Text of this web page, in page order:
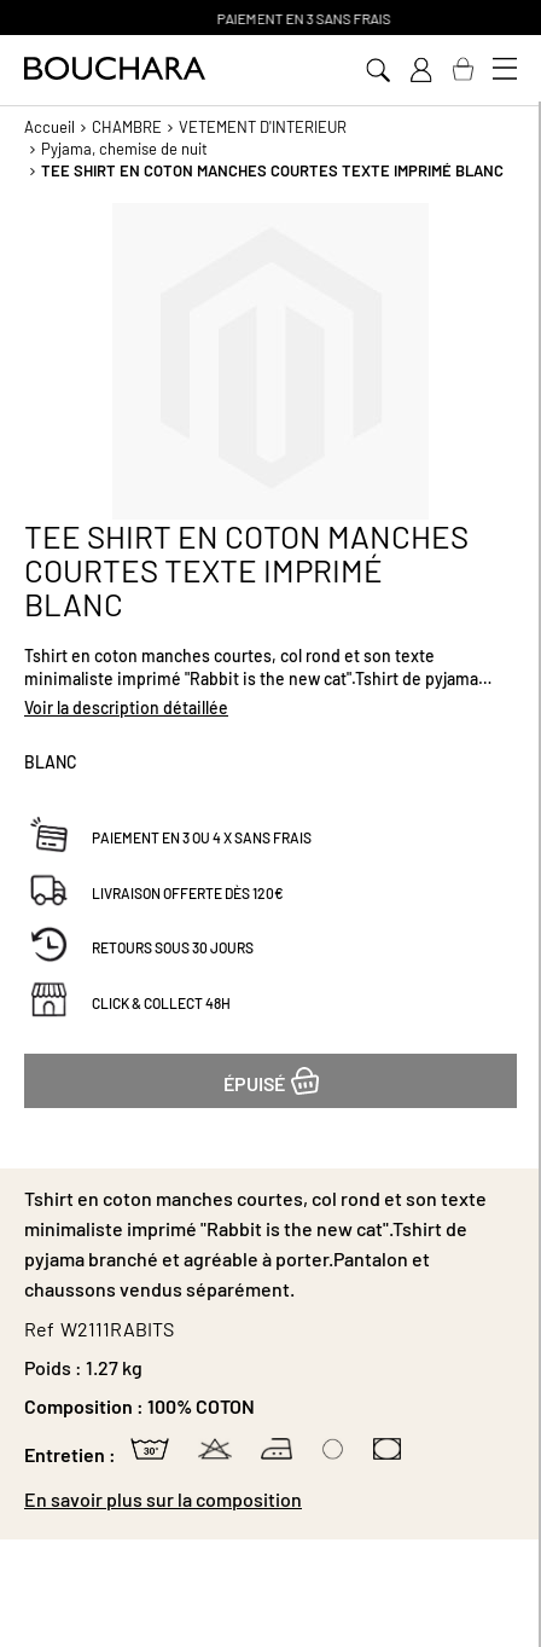
PAIEMENT EN 3 SANS FRAIS
Accueil CHAMBRE
VETEMENT D'INTERIEUR
Pyjama, chemise de nuit
TEE SHIRT EN COTON MANCHES COURTES TEXTE IMPRIMÉ BLANC
Passer
au
début
de
la
d’images
TEE SHIRT EN COTON MANCHES
COURTES TEXTE IMPRIMÉ
BLANC
Tshirt en coton manches courtes, col rond et son texte
minimaliste imprimé "Rabbit is the new cat".Tshirt de pyjama
branché et agréable à porter.Pantalon et chaussons vendus
Voir la description détaillée
BLANC
PAIEMENT EN 3 OU 4 X SANS FRAIS
LIVRAISON OFFERTE DÈS 120€
RETOURS SOUS 30 JOURS
CLICK & COLLECT 48H
ÉPUISÉ
Tshirt en coton manches courtes, col rond et son texte
minimaliste imprimé "Rabbit is the new cat".Tshirt de
pyjama branché et agréable à porter.Pantalon et
chaussons vendus séparément.
Ref W2111RABITS
Poids : 1.27 kg
Composition : 100% COTON
Entretien :
En savoir plus sur la composition